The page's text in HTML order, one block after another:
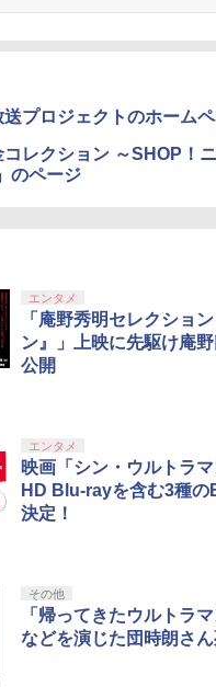
プロジェクトのホーム
レクション ～SHOP！
のページ
エンタメ
「庵野秀明セレクショ
ン』」上映に先駆け庵
公開
エンタメ
映画「シン・ウルトラ
HD Blu-rayを含む3種
決定！
その他
「帰ってきたウルトラ
などを演じた団時朗さ